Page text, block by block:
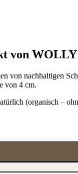
von
von nachhaltigen
von 4 cm.
(organisch –